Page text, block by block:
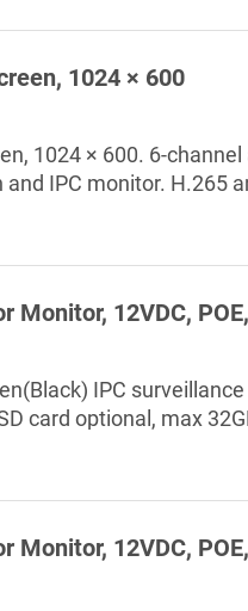
1024 × 600
1024 × 600. 6-
IPC monitor. H.265
mode and the
Monitor, 12VDC,
IPC
card optional, max
Monitor, 12VDC,